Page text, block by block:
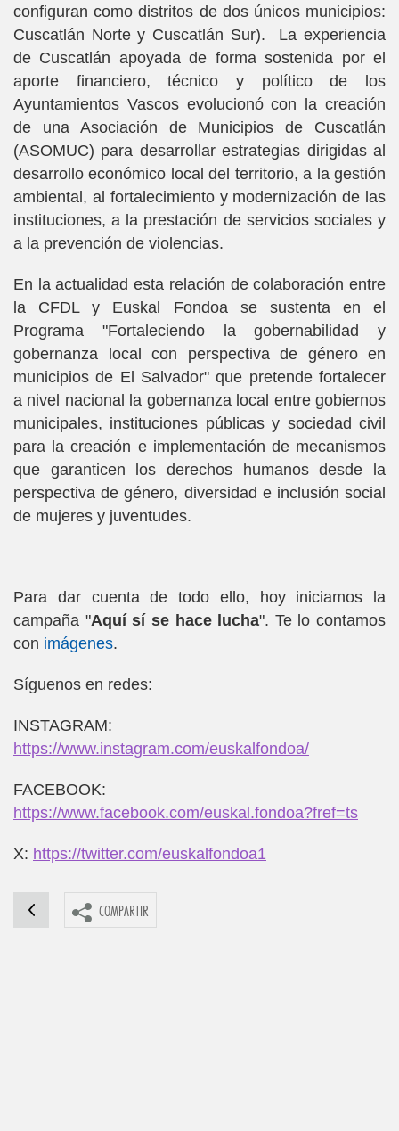
configuran como distritos de dos únicos municipios:
Cuscatlán Norte y Cuscatlán Sur). La experiencia
de Cuscatlán apoyada de forma sostenida por el
aporte financiero, técnico y político de los
Ayuntamientos Vascos evolucionó con la creación
de una Asociación de Municipios de Cuscatlán
(ASOMUC) para desarrollar estrategias dirigidas al
desarrollo económico local del territorio, a la gestión
ambiental, al fortalecimiento y modernización de las
instituciones, a la prestación de servicios sociales y
a la prevención de violencias.
En la actualidad esta relación de colaboración entre
la CFDL y Euskal Fondoa se sustenta en el
Programa "Fortaleciendo la gobernabilidad y
gobernanza local con perspectiva de género en
municipios de El Salvador" que pretende fortalecer
a nivel nacional la gobernanza local entre gobiernos
municipales, instituciones públicas y sociedad civil
para la creación e implementación de mecanismos
que garanticen los derechos humanos desde la
perspectiva de género, diversidad e inclusión social
de mujeres y juventudes.
Para dar cuenta de todo ello, hoy iniciamos la
campaña "Aquí sí se hace lucha". Te lo contamos
con imágenes.
Síguenos en redes:
INSTAGRAM:
https://www.instagram.com/euskalfondoa/
FACEBOOK:
https://www.facebook.com/euskal.fondoa?fref=ts
X: https://twitter.com/euskalfondoa1
COMPARTIR